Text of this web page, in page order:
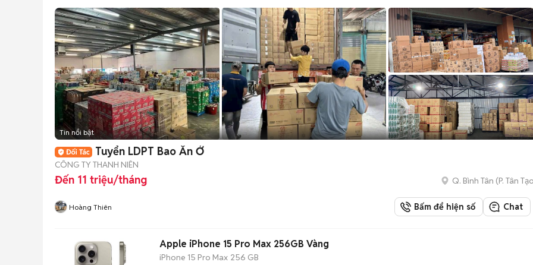
Tin nổi bật
Tuyển LDPT Bao Ăn Ở
CÔNG TY THANH NIÊN
Đến 11 triệu/tháng Q. Bình Tân (P. Tân
Hoàng Thiên Bấm để hiện số Chat
Apple iPhone 15 Pro Max 256GB Vàng
iPhone 15 Pro Max 256 GB